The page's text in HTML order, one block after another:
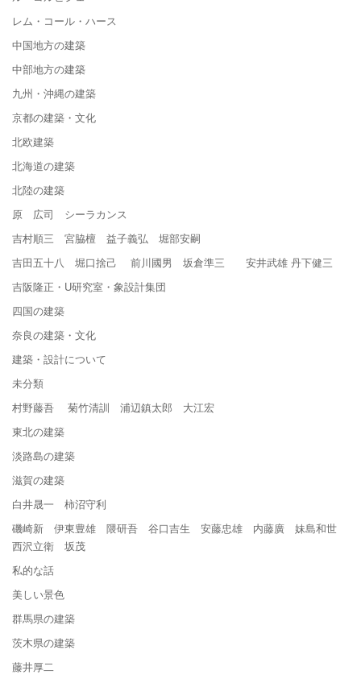
レム・コール・ハース
中国地方の建築
中部地方の建築
九州・沖縄の建築
京都の建築・文化
北欧建築
北海道の建築
北陸の建築
原 広司 シーラカンス
吉村順三 宮脇檀 益子義弘 堀部安嗣
吉田五十八 堀口捨己 前川國男 坂倉準三 安井武雄 丹下健三
吉阪隆正・U研究室・象設計集団
四国の建築
奈良の建築・文化
建築・設計について
未分類
村野藤吾 菊竹清訓 浦辺鎮太郎 大江宏
東北の建築
淡路島の建築
滋賀の建築
白井晟一 柿沼守利
磯崎新 伊東豊雄 隈研吾 谷口吉生 安藤忠雄 内藤廣 妹島和世
西沢立衛 坂茂
私的な話
美しい景色
群馬県の建築
茨木県の建築
藤井厚二